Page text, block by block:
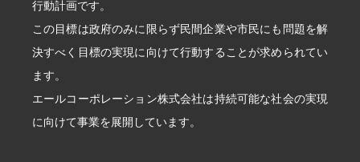
イオンモール草津ショールームOPEN
建築士事務所登録
2010年
オーナー様感謝祭やニコニコファーム開始
2011年
行動計画です。
この目標は政府のみに限らず民間企業や市民にも問題を解
決すべく目標の実現に向けて行動することが求められてい
ます。
エールコーポレーション株式会社は持続可能な社会の実現
に向けて事業を展開しています。